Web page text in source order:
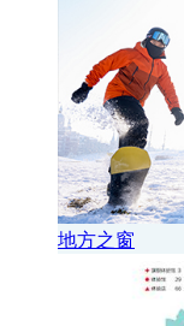
地方之窗